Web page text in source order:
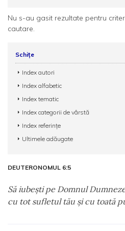
Nu s-au gasit rezultate pentru
cautare.
Schițe
Index autori
Index alfabetic
Index tematic
Index categorii de vârstă
Index referințe
Ultimele adăugate
DEUTERONOMUL 6:5
Să iubeşti pe Domnul
cu tot sufletul tău şi cu toată